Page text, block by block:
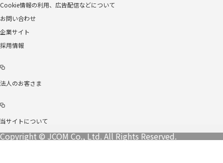
Cookie情報の利用、広告配信などについて
お問い合わせ
企業サイト
採用情報
法人のお客さま
当サイトについて
Copyright © JCOM Co., Ltd. All Rights Reserved.